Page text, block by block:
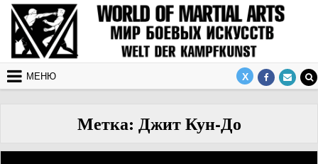
Перейти к содержимому
МЕНЮ
Метка: Джит Кун-До